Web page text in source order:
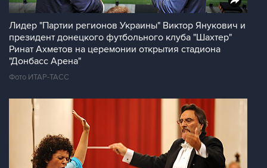
Лидер "Партии регионов Украины" Виктор Янукович и
президент донецкого футбольного клуба "Шахтер"
Ринат Ахметов на церемонии открытия стадиона
"Донбасс Арена"
Фото ИТАР-ТАСС